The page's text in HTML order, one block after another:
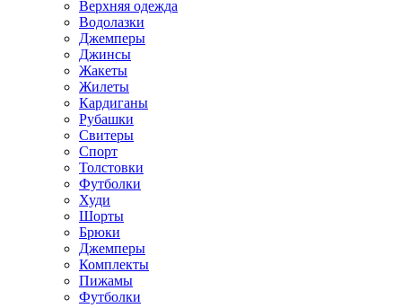
Верхняя одежда
Водолазки
Джемперы
Джинсы
Жакеты
Жилеты
Кардиганы
Рубашки
Свитеры
Спорт
Толстовки
Футболки
Худи
Шорты
Брюки
Джемперы
Комплекты
Пижамы
Футболки